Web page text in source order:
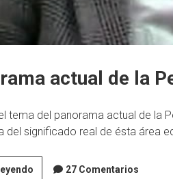
actual de la
tema del panorama actual de la
del significado real de ésta área
Panorama27 Comentarios